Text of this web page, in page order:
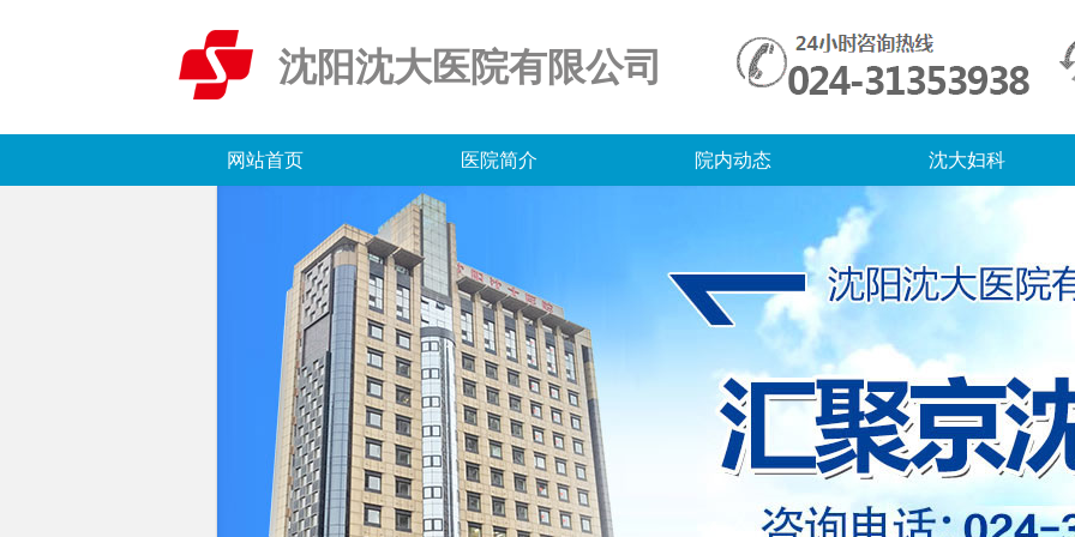
沈阳沈大医院有限公司
网站首页 医院简介 院内动态 沈大妇科